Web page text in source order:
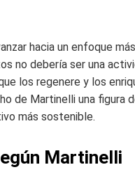
hacia un enfoque
no debería ser una
los regenere y los
de Martinelli una figura
más sostenible.
Martinelli